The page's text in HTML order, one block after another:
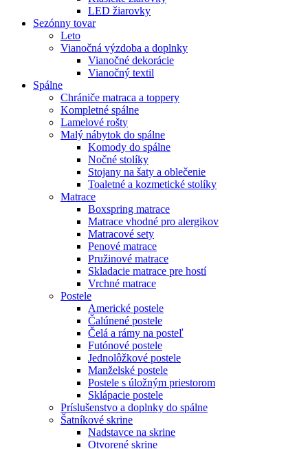
LED žiarovky
Sezónny tovar
Leto
Vianočná výzdoba a doplnky
Vianočné dekorácie
Vianočný textil
Spálne
Chrániče matraca a toppery
Kompletné spálne
Lamelové rošty
Malý nábytok do spálne
Komody do spálne
Nočné stolíky
Stojany na šaty a oblečenie
Toaletné a kozmetické stolíky
Matrace
Boxspring matrace
Matrace vhodné pro alergikov
Matracové sety
Penové matrace
Pružinové matrace
Skladacie matrace pre hostí
Vrchné matrace
Postele
Americké postele
Čalúnené postele
Čelá a rámy na posteľ
Futónové postele
Jednolôžkové postele
Manželské postele
Postele s úložným priestorom
Sklápacie postele
Príslušenstvo a doplnky do spálne
Šatníkové skrine
Nadstavce na skrine
Otvorené skrine